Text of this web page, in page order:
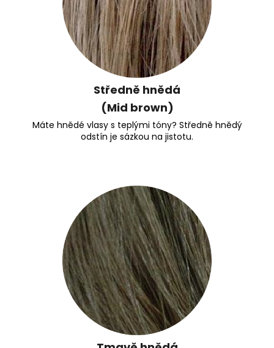
Středně hnědá
(Mid brown)
Máte hnědé vlasy s teplými tóny? Středně hnědý
odstín je sázkou na jistotu.